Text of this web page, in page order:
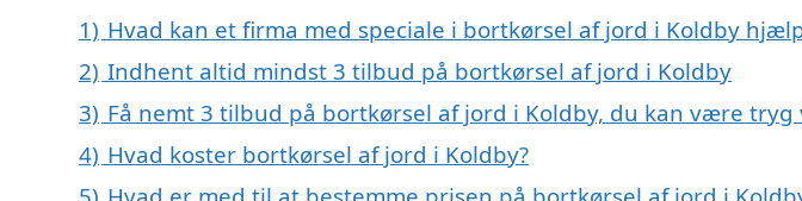
1) Hvad kan et firma med speciale i bortkørsel af jord i Koldby
2) Indhent altid mindst 3 tilbud på bortkørsel af jord i Koldby
3) Få nemt 3 tilbud på bortkørsel af jord i Koldby, du kan være tryg
4) Hvad koster bortkørsel af jord i Koldby?